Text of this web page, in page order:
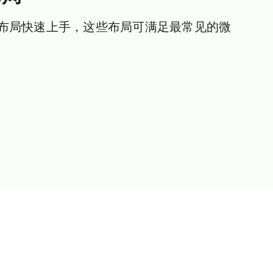
局快速上手，这些布局可满足最常见的微